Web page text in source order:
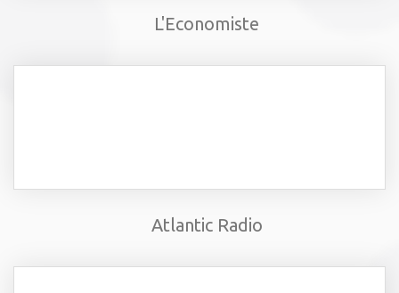
L'Economiste
Atlantic Radio